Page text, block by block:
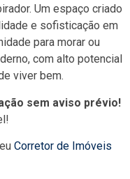
Um espaço criado
e sofisticação em
para morar ou
com alto potencial
viver bem.
sem aviso prévio!
Corretor de Imóveis